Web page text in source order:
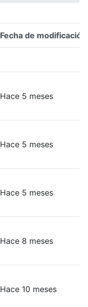
Fecha de modificación
Hace 5 meses
Hace 5 meses
Hace 5 meses
Hace 8 meses
Hace 10 meses